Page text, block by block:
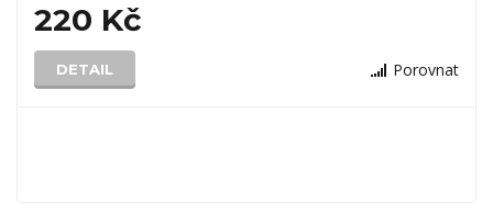
220 Kč
DETAIL Porovnat